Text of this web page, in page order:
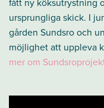
fått ny köksutrystning
ursprungliga skick. I
gården Sundsro och
möjlighet att uppleva
mer om